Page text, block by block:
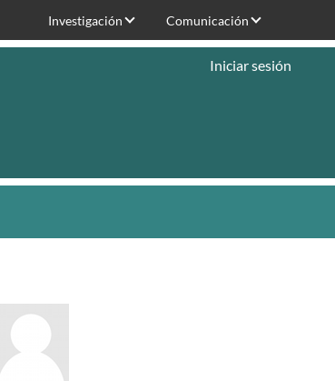
Investigación Comunicación
Iniciar sesión